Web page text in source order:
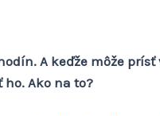
A keďže môže
Ako na to?